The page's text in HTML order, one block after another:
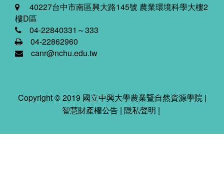
40227台中市南區興大路145號 農業環境科學大樓2
樓D區
04-22840331～333
04-22862960
canr@nchu.edu.tw
Copyright © 2019 國立中興大學農業暨自然資源學院 |
智慧財產權公告 | 隱私聲明 |